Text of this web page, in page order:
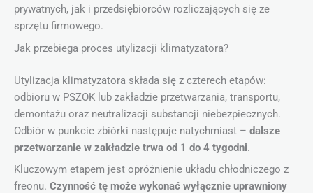
prywatnych, jak i przedsiębiorców rozliczających się ze
sprzętu firmowego.
Jak przebiega proces utylizacji klimatyzatora?
Utylizacja klimatyzatora składa się z czterech etapów:
odbioru w PSZOK lub zakładzie przetwarzania, transportu,
demontażu oraz neutralizacji substancji niebezpiecznych.
Odbiór w punkcie zbiórki następuje natychmiast – dalsze
przetwarzanie w zakładzie trwa od 1 do 4 tygodni.
Kluczowym etapem jest opróżnienie układu chłodniczego z
freonu. Czynność tę może wykonać wyłącznie uprawniony